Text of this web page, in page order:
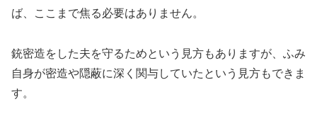
ば、ここまで焦る必要はありません。
銃密造をした夫を守るためという見方もありますが、ふみ
自身が密造や隠蔽に深く関与していたという見方もできま
す。